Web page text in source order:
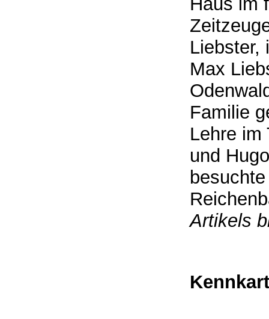
Max
Familie
Lehre im
und
Artikels